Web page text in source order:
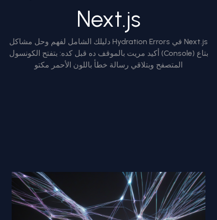
Next.js
دليلك الشامل لفهم وحل مشاكل Hydration Errors في Next.js
أكيد مريت بالموقف ده قبل كده: بتفتح الكونسول (Console) بتاع
المتصفح وبتلاقي رسالة خطأ باللون الأحمر مكتو